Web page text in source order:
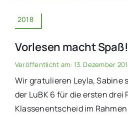
2018
Vorlesen macht Spaß!
Veröffentlicht am: 13. Dezember
Wir gratulieren Leyla, Sabine
der LuBK 6 für die ersten drei
Klassenentscheid im